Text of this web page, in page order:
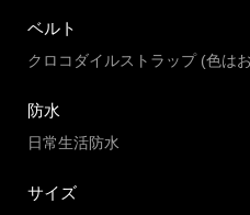
ベルト
クロコダイルストラップ (色は
防水
日常生活防水
サイズ